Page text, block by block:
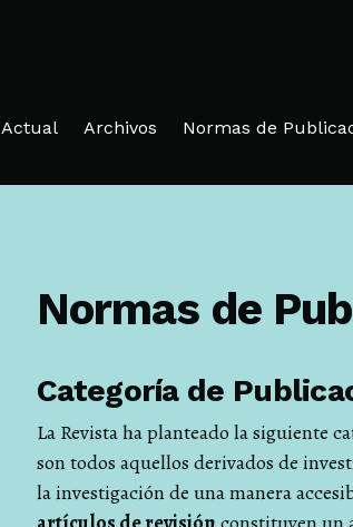
Actual Archivos Normas de
Normas de
Categoría de
La Revista ha planteado la siguiente
son todos aquellos derivados de
la investigación de una manera